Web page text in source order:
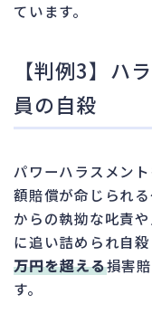
ています。
【判例3】ハ
員の自殺
パワーハラスメン
額賠償が命じられ
からの執拗な叱責
に追い詰められ自
万円を超える損害
す。